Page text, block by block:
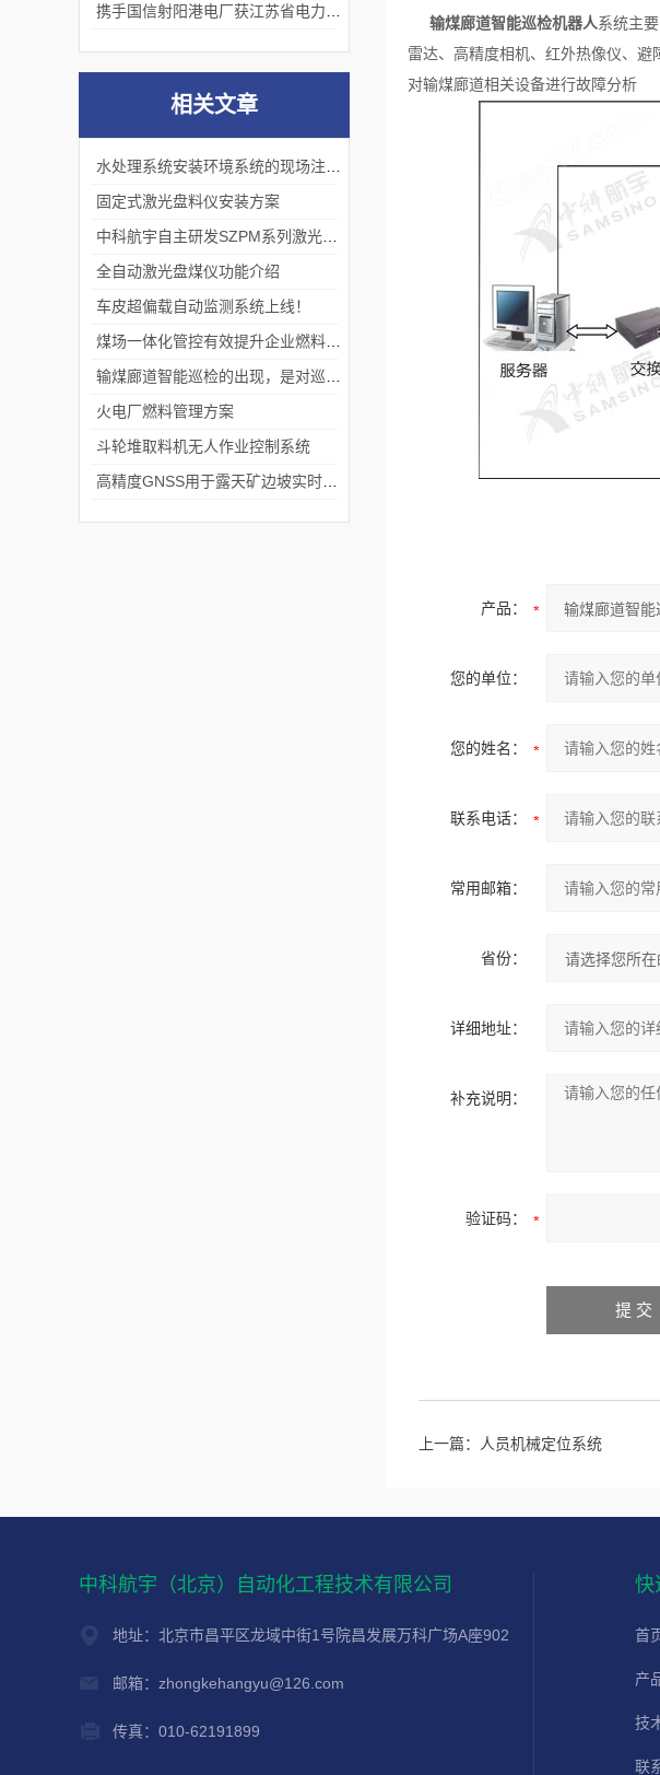
输煤廊道智能巡检机器人系统主
雷达、高精度相机、红外热像仪、避
对输煤廊道相关设备进行故障分析
产品：
您的单位：
您的姓名：
联系电话：
常用邮箱：
省份：
详细地址：
补充说明：
验证码：
上一篇： 人员机械定位系统
相关文章
固定式激光盘料仪安装方案
全自动激光盘煤仪功能介绍
车皮超偏载自动监测系统上线！
火电厂燃料管理方案
斗轮堆取料机无人作业控制系统
中科航宇（北京）自动化工程技术有限公司
地址：北京市昌平区龙域中街1号院昌发展万科广场A座902
邮箱：zhongkehangyu@126.com
传真：010-62191899
快
首
产
技
联